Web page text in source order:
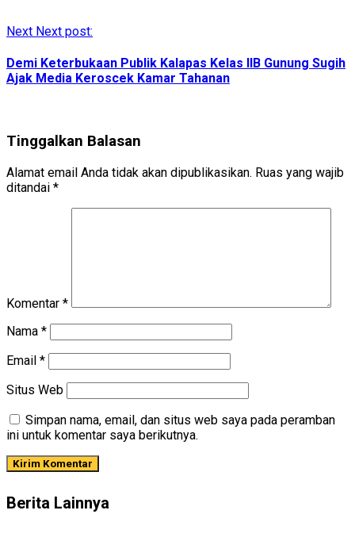
Next Next post:
Demi Keterbukaan Publik Kalapas Kelas IIB Gunung Sugih
Ajak Media Keroscek Kamar Tahanan
Tinggalkan Balasan
Alamat email Anda tidak akan dipublikasikan. Ruas yang wajib
ditandai *
Komentar *
Nama *
Email *
Situs Web
Simpan nama, email, dan situs web saya pada peramban
ini untuk komentar saya berikutnya.
Berita Lainnya